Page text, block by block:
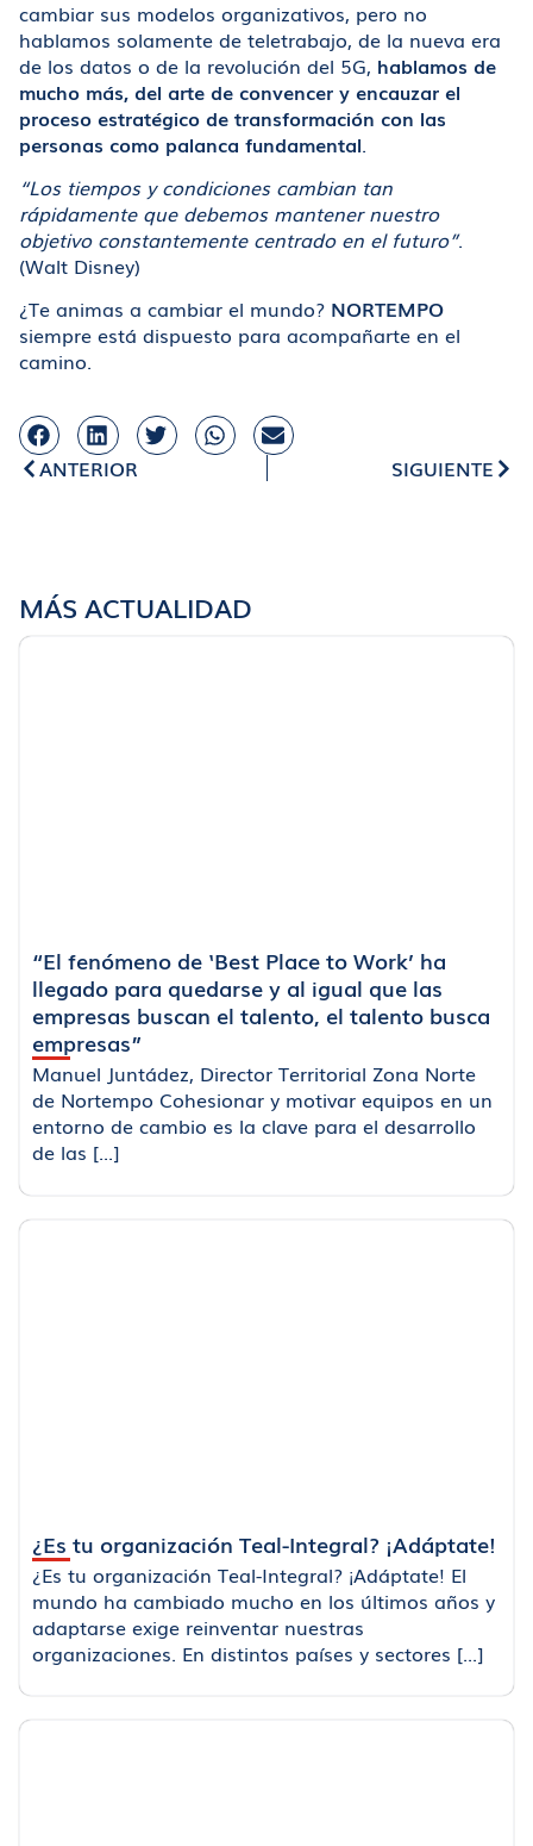
cambiar sus modelos organizativos, pero no
hablamos solamente de teletrabajo, de la nueva era
de los datos o de la revolución del 5G, hablamos de
mucho más, del arte de convencer y encauzar el
proceso estratégico de transformación con las
personas como palanca fundamental.
“Los tiempos y condiciones cambian tan
rápidamente que debemos mantener nuestro
objetivo constantemente centrado en el futuro”.
(Walt Disney)
¿Te animas a cambiar el mundo? NORTEMPO
siempre está dispuesto para acompañarte en el
camino.
ANTERIOR SIGUIENTE
MÁS ACTUALIDAD
“El fenómeno de ‘Best Place to Work’ ha
llegado para quedarse y al igual que las
empresas buscan el talento, el talento busca
empresas”
Manuel Juntádez, Director Territorial Zona Norte
de Nortempo Cohesionar y motivar equipos en un
entorno de cambio es la clave para el desarrollo
de las [...]
¿Es tu organización Teal-Integral? ¡Adáptate!
¿Es tu organización Teal-Integral? ¡Adáptate! El
mundo ha cambiado mucho en los últimos años y
adaptarse exige reinventar nuestras
organizaciones. En distintos países y sectores [...]